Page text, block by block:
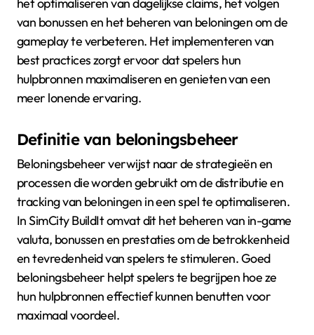
van bonussen en het beheren van beloningen om de
gameplay te verbeteren. Het implementeren van
best practices zorgt ervoor dat spelers hun
hulpbronnen maximaliseren en genieten van een
meer lonende ervaring.
Definitie van beloningsbeheer
Beloningsbeheer verwijst naar de strategieën en
processen die worden gebruikt om de distributie en
tracking van beloningen in een spel te optimaliseren.
In SimCity BuildIt omvat dit het beheren van in-game
valuta, bonussen en prestaties om de betrokkenheid
en tevredenheid van spelers te stimuleren. Goed
beloningsbeheer helpt spelers te begrijpen hoe ze
hun hulpbronnen effectief kunnen benutten voor
maximaal voordeel.